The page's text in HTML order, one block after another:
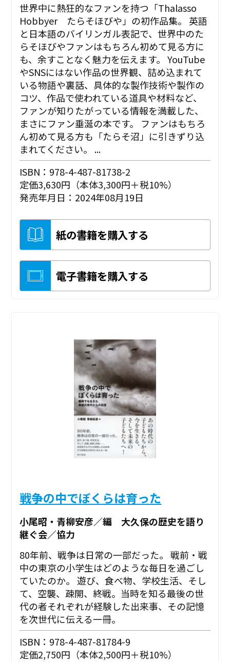
世界中に熱狂的なファンを持つ「Thalasso
Hobbyer たらそほびや」の初作品集。 英語
と日本語のバイリンガル表記で、世界中のた
らそほびやファンはもちろん初めて見る方に
も、余すことなく魅力を伝えます。 YouTube
やSNSにはない作品の世界観、詰め込まれて
いる物語や裏話、具体的な製作技術や製作の
コツ、作品で使われている道具や材料など、
ファンが知りたがっている情報を満載した、
まさにファン垂涎の本です。 ファンはもちろ
ん初めて見る方も「たらそ沼」に引きずり込
まれてください。 ...
ISBN：978-4-487-81738-2
定価3,630円（本体3,300円＋税10%）
発売年月日：2024年08月19日
紙の書籍を購入する
電子書籍を購入する
戦争の中でぼくらは育った
小尾昭・青柳安彦／編 大久保の歴史を語り
継ぐ会／協力
80年前、戦争は日常の一部だった。 戦前・戦
中の東京の小学生はどのような毎日を過ごし
ていたのか。 遊び、食べ物、学校生活、そし
て、空襲、疎開、終戦。当時を知る最後の世
代の者それぞれが経験した出来事、その記憶
を次世代に伝える一冊。
ISBN：978-4-487-81784-9
定価2,750円（本体2,500円＋税10%）